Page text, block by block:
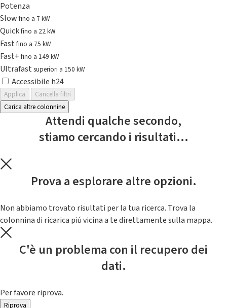
Potenza
Slowfino a 7 kW
Quickfino a 22 kW
Fastfino a 75 kW
Fast+fino a 149 kW
Ultrafast superiori a 150 kW
Accessibile h24
Applica
Cancella filtri
Carica altre colonnine
Attendi qualche secondo,
stiamo cercando i risultati...
Prova a esplorare altre opzioni.
Non abbiamo trovato risultati per la tua ricerca. Trova la
colonnina di ricarica piú vicina a te direttamente sulla mappa.
C'è un problema con il recupero dei
dati.
Per favore riprova.
Riprova